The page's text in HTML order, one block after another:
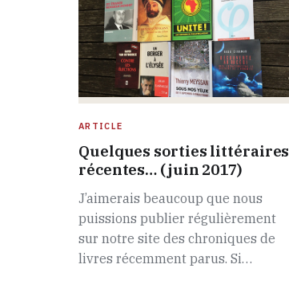
ARTICLE
Quelques sorties littéraires
récentes… (juin 2017)
J’aimerais beaucoup que nous
puissions publier régulièrement
sur notre site des chroniques de
livres récemment parus. Si…